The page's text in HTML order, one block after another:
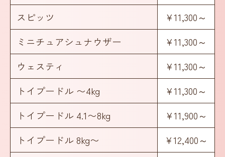
スピッツ
¥11,300～
ミニチュアシュナウザー
¥11,300～
ウェスティ
¥11,300～
トイプードル 〜4kg
¥11,300～
トイプードル 4.1〜8kg
¥11,900～
トイプードル 8kg〜
¥12,400～